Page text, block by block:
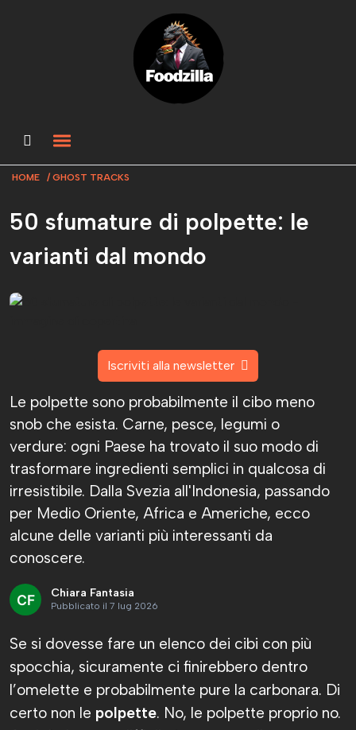
HOME GHOST TRACKS
50 sfumature di polpette: le
varianti dal mondo
Iscriviti alla newsletter
Le polpette sono probabilmente il cibo meno
snob che esista. Carne, pesce, legumi o
verdure: ogni Paese ha trovato il suo modo di
trasformare ingredienti semplici in qualcosa di
irresistibile. Dalla Svezia all'Indonesia, passando
per Medio Oriente, Africa e Americhe, ecco
alcune delle varianti più interessanti da
conoscere.
Chiara Fantasia
Pubblicato il 7 lug 2026
Se si dovesse fare un elenco dei cibi con più
spocchia, sicuramente ci finirebbero dentro
l’omelette e probabilmente pure la carbonara. Di
certo non le polpette. No, le polpette proprio no.